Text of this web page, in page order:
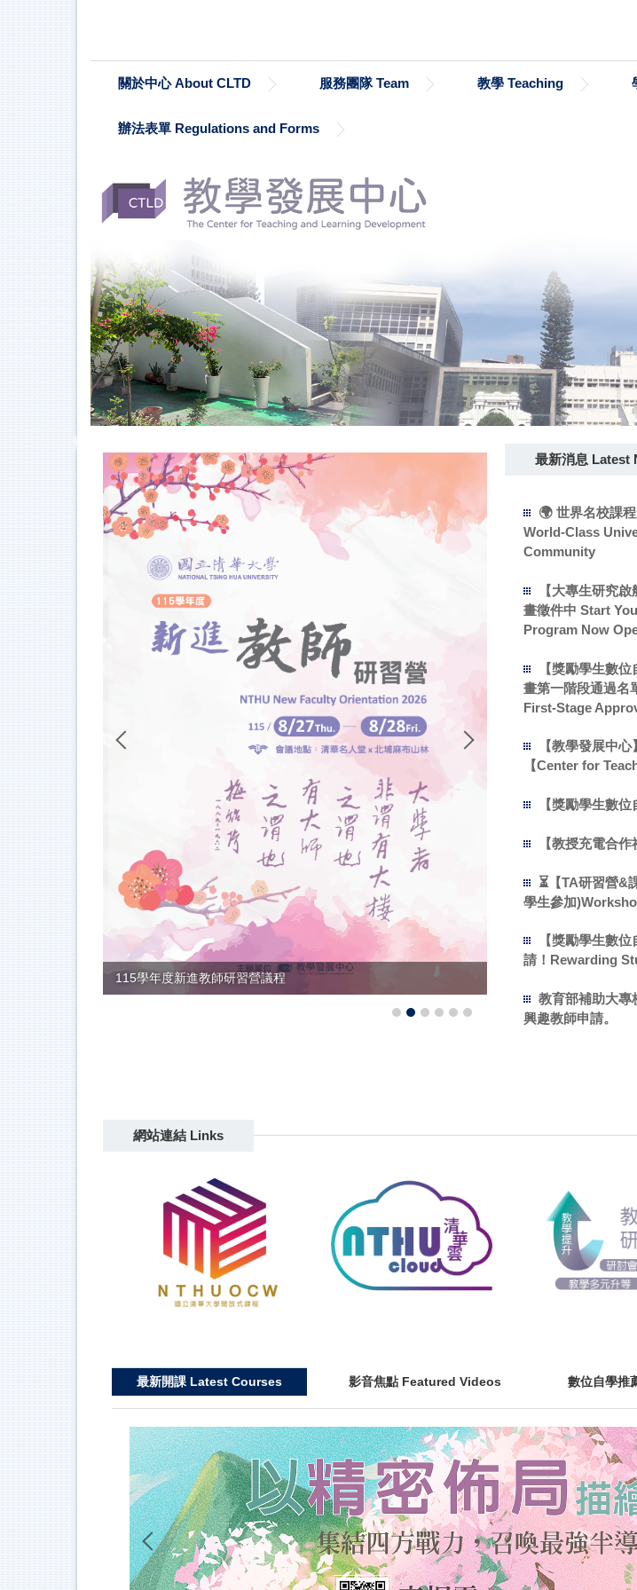
關於中心 About CLTD 服務團隊 Team 教學 Teaching
辦法表單 Regulations and Forms
最新消息 Latest
🌍 世界名校課
World-Class
Community
【大專生研究
畫徵件中 Start
Program Now
【獎勵學生數
畫第一階段通過
First-Stage
【教學發展中
【Center for
【獎勵學生數
【教授充電合
⏳【TA研習營&
學生參加
【獎勵學生數
請！Rewarding
教育部補助大專
興趣教師申請。
網站連結 Links
最新開課 Latest Courses 影音焦點 Featured Videos 數位自學推